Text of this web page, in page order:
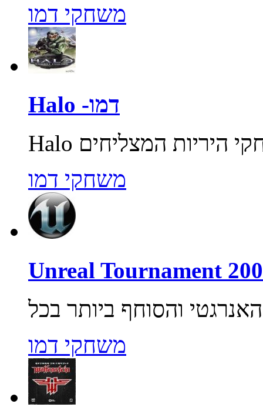
משחקי דמו
Halo -דמו
משחקי דמו
משחקי דמו